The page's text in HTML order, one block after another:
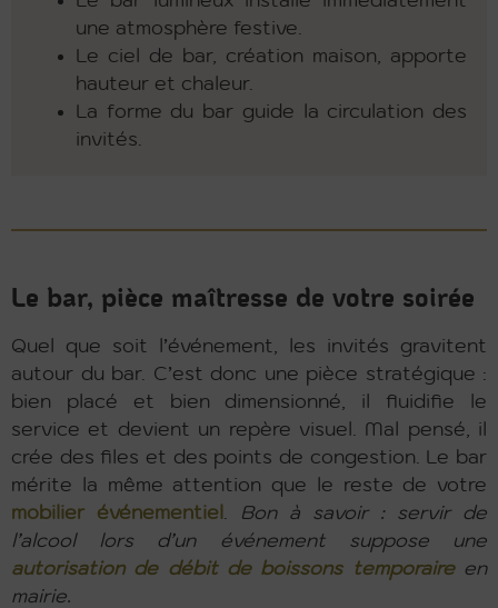
une atmosphère festive.
Le ciel de bar, création maison, apporte
hauteur et chaleur.
La forme du bar guide la circulation des
invités.
Le bar, pièce maîtresse de votre soirée
Quel que soit l’événement, les invités gravitent
autour du bar. C’est donc une pièce stratégique :
bien placé et bien dimensionné, il fluidifie le
service et devient un repère visuel. Mal pensé, il
crée des files et des points de congestion. Le bar
mérite la même attention que le reste de votre
mobilier événementiel
Bon à savoir : servir de
l’alcool lors d’un événement suppose une
autorisation de débit de boissons temporaireen
mairie.